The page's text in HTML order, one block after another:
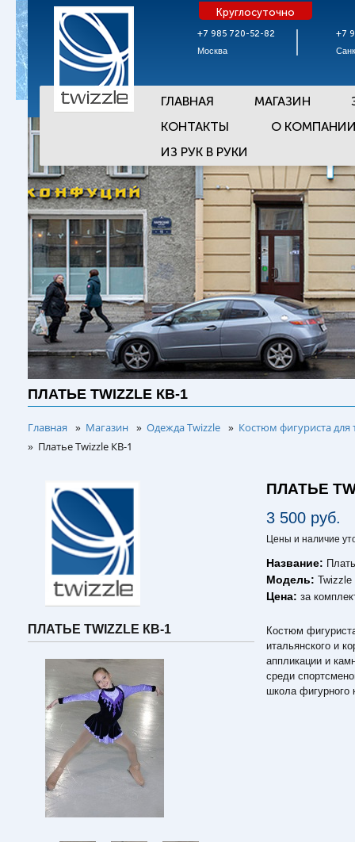
+7 985 720-52-82
Москва
Круглосуточно
+7
ГЛАВНАЯ МАГАЗИН
КОНТАКТЫ
О
ИЗ РУК В РУКИ
ПЛАТЬЕ TWIZZLE КВ-1
Главная » Магазин » Одежда Twizzle » Костюм фигуриста для
» Платье Twizzle КВ-1
ПЛАТЬЕ TWIZZLE КВ-1
ПЛАТЬЕ
3 500 руб.
Цены и наличие
Название:
Модель:
Цена:за
Костюм
итальянского и
аппликации и
среди
школа фигурного